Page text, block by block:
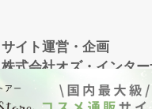
サイト運営・企画
株式会社オズ・インタ
ナル